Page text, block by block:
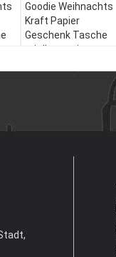
Goodie Weihnachts
Kraft Papier
Geschenk Tasche
mit Ihrem eigenen